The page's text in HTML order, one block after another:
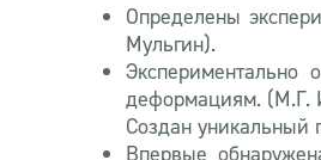
Определены
Мульгин).
Экспериментально
деформациям. (М.Г.
Создан уникальный
Впервые